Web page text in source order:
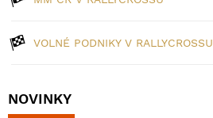
VOLNÉ PODNIKY V RALLYCROSSU
NOVINKY